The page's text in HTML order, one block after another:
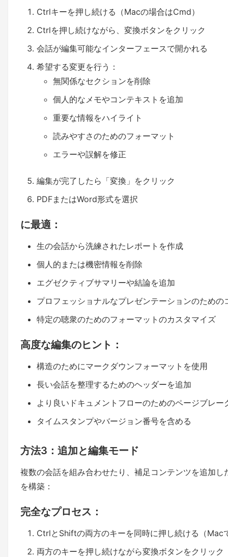
Ctrlキーを押し続ける（Macの場合はCmd）
Ctrlを押し続けながら、変換ボタンをクリック
会話が編集可能なインターフェースで開かれる
希望する変更を行う：
無関係なセクションを削除
個人的なメモやコンテキストを追加
重要な情報をハイライト
読みやすさのためのフォーマット
エラーや誤解を修正
編集が完了したら「変換」をクリック
PDFまたはWord形式を選択
に最適：
生の会話から洗練されたレポートを作成
個人的または機密情報を削除
エグゼクティブサマリーや結論を追加
プロフェッショナルなプレゼンテーションのための
特定の聴衆のためのフォーマットのカスタマイズ
高度な編集のヒント：
構造のためにマークダウンフォーマットを使用
長い会話を整理するためのヘッダーを追加
より良いドキュメントフローのためのページブレー
タイムスタンプやバージョン番号を含める
方法3：追加と編集モード
複数の会話を組み合わせたり、補足コンテンツを追加
を構築：
完全なプロセス：
CtrlとShiftの両方のキーを同時に押し続ける（Mac
両方のキーを押し続けながら変換ボタンをクリック